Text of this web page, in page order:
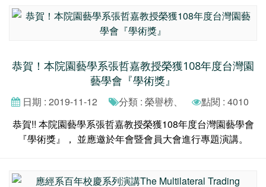
恭賀！本院園藝學系張哲嘉教授榮獲108年度台灣園
藝學會『學術獎』
日期 : 2019-11-12 分類 : 榮譽榜、
點閱 : 4010
恭賀!! 本院園藝學系張哲嘉教授榮獲108年度台灣園藝學會
『學術獎』， 並應邀於年會暨會員大會進行專題演講。